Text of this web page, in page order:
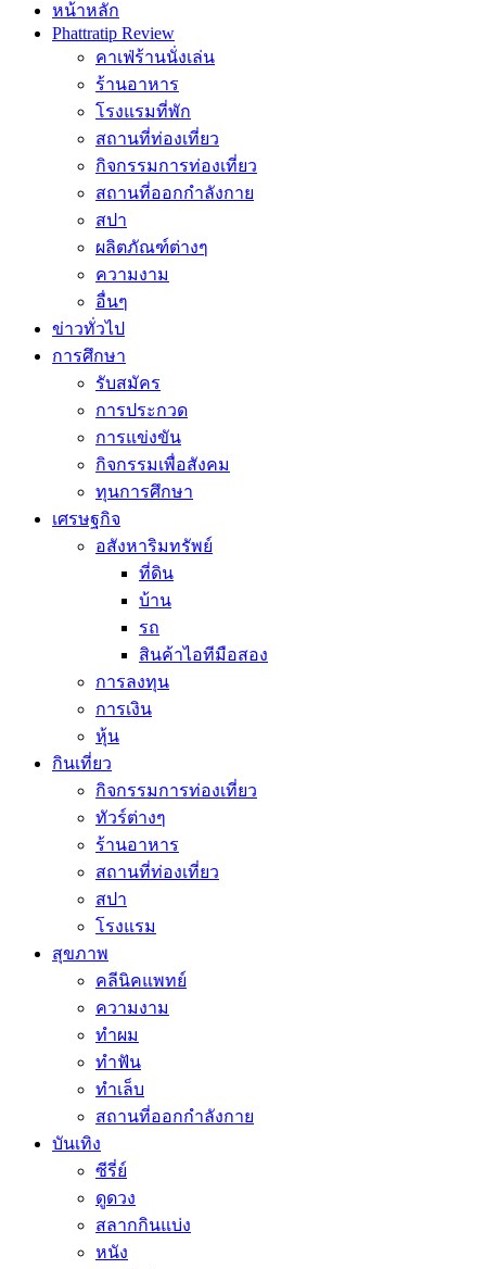
หน้าหลัก
Phattratip Review
คาเฟ่ร้านนั่งเล่น
ร้านอาหาร
โรงแรมที่พัก
สถานที่ท่องเที่ยว
กิจกรรมการท่องเที่ยว
สถานที่ออกกำลังกาย
สปา
ผลิตภัณฑ์ต่างๆ
ความงาม
อื่นๆ
ข่าวทั่วไป
การศึกษา
รับสมัคร
การประกวด
การแข่งขัน
กิจกรรมเพื่อสังคม
ทุนการศึกษา
เศรษฐกิจ
อสังหาริมทรัพย์
ที่ดิน
บ้าน
รถ
สินค้าไอทีมือสอง
การลงทุน
การเงิน
หุ้น
กินเที่ยว
กิจกรรมการท่องเที่ยว
ทัวร์ต่างๆ
ร้านอาหาร
สถานที่ท่องเที่ยว
สปา
โรงแรม
สุขภาพ
คลีนิคแพทย์
ความงาม
ทำผม
ทำฟัน
ทำเล็บ
สถานที่ออกกำลังกาย
บันเทิง
ซีรี่ย์
ดูดวง
สลากกินแบ่ง
หนัง